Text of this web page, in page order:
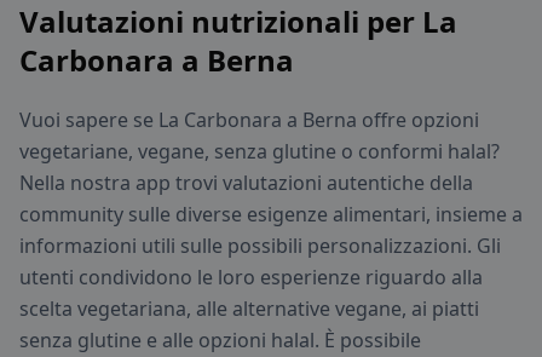
Valutazioni nutrizionali per La
Carbonara a Berna
Vuoi sapere se La Carbonara a Berna offre opzioni
vegetariane, vegane, senza glutine o conformi halal?
Nella nostra app trovi valutazioni autentiche della
community sulle diverse esigenze alimentari, insieme a
informazioni utili sulle possibili personalizzazioni. Gli
utenti condividono le loro esperienze riguardo alla
scelta vegetariana, alle alternative vegane, ai piatti
senza glutine e alle opzioni halal. È possibile